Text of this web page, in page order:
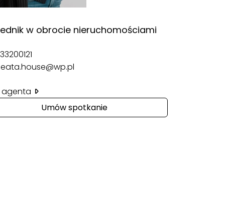
w obrocie nieruchomościami
agenta
Umów spotkanie